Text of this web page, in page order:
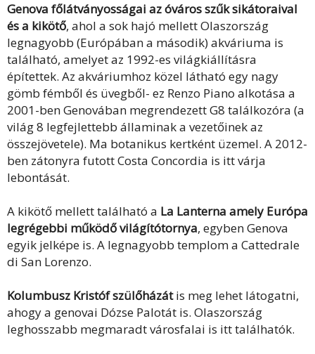
Genova főlátványosságai az óváros szűk sikátoraival
és a kikötő, ahol a sok hajó mellett Olaszország
legnagyobb (Európában a második) akváriuma is
található, amelyet az 1992-es világkiállításra
építettek. Az akváriumhoz közel látható egy nagy
gömb fémből és üvegből- ez Renzo Piano alkotása a
2001-ben Genovában megrendezett G8 találkozóra (a
világ 8 legfejlettebb államinak a vezetőinek az
összejövetele). Ma botanikus kertként üzemel. A 2012-
ben zátonyra futott Costa Concordia is itt várja
lebontását.
A kikötő mellett található a La Lanterna amely Európa
legrégebbi működő világítótornya, egyben Genova
egyik jelképe is. A legnagyobb templom a Cattedrale
di San Lorenzo.
Kolumbusz Kristóf szülőházátis meg lehet látogatni,
ahogy a genovai Dózse Palotát is. Olaszország
leghosszabb megmaradt városfalai is itt találhatók.